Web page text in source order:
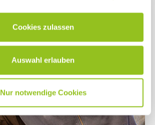
Cookies zulassen
Auswahl erlauben
Nur notwendige Cookies